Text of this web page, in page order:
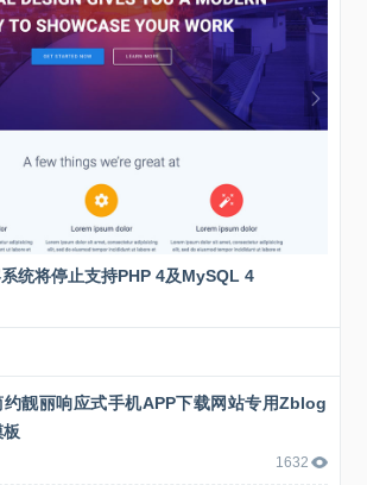
统将停止支持PHP 4及MySQL 4
约靓丽响应式手机APP下载网站专用Zblog
板
1632